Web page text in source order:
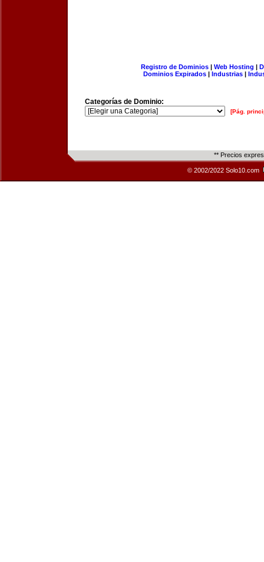
Registro de Dominios| Web Hosting |
Dominios Expirados | Industrias |
Categorías de Dominio:
[Pág.
** Precios
© 2002/2022 Solo10.com